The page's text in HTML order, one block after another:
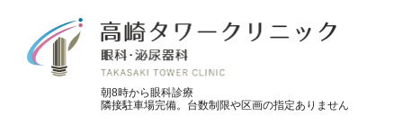
朝8時から眼科診療
隣接駐車場完備。台数制限や区画の指定ありません